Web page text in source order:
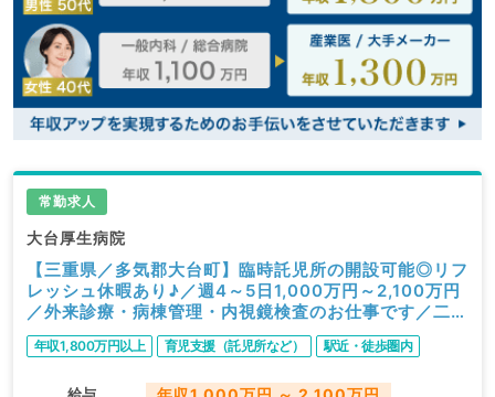
常勤求人
大台厚生病院
【三重県／多気郡大台町】臨時託児所の開設可能◎リフ
レッシュ休暇あり♪／週4～5日1,000万円～2,100万円
／外来診療・病棟管理・内視鏡検査のお仕事です／二次
救急病院（消化器内科／常勤）
年収1,800万円以上 育児支援（託児所など） 駅近・徒歩圏内